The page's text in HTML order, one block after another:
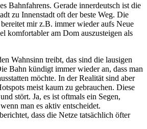
Bahnfahrens. Gerade innerdeutsch ist die
zu Innenstadt oft der beste Weg. Die
mir z.B. immer wieder aufs Neue
komfortabler am Dom auszusteigen als
Wahnsinn treibt, das sind die lausigen
Bahn kündigt immer wieder an, dass man
möchte. In der Realität sind aber
meist kaum zu gebrauchen. Diese
stört. Ja, es ist oftmals ein Segen,
man es aktiv entscheidet.
dass die Netze tatsächlich öfter